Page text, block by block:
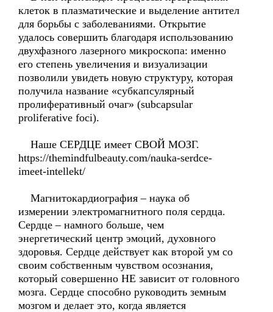
клеток в плазматические и выделение антител
для борьбы с заболеваниями. Открытие
удалось совершить благодаря использованию
двухфазного лазерного микроскопа: именно
его степень увеличения и визуализации
позволили увидеть новую структуру, которая
получила название «субкапсулярный
пролиферативный очаг» (subcapsular
proliferative foci).
Наше СЕРДЦЕ имеет СВОЙ МОЗГ.
https://themindfulbeauty.com/nauka-serdce-
imeet-intellekt/
Магнитокардиография – наука об
измерении электромагнитного поля сердца.
Сердце – намного больше, чем
энергетический центр эмоций, духовного
здоровья. Сердце действует как второй ум со
своим собственным чувством осознания,
который совершенно НЕ зависит от головного
мозга. Сердце способно руководить земным
мозгом и делает это, когда является